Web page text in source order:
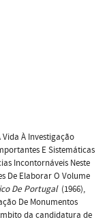
À Investigação
E Sistemáticas
Incontornáveis Neste
De Elaborar O Volume
De Portugal(1966),
De Monumentos
da candidatura de